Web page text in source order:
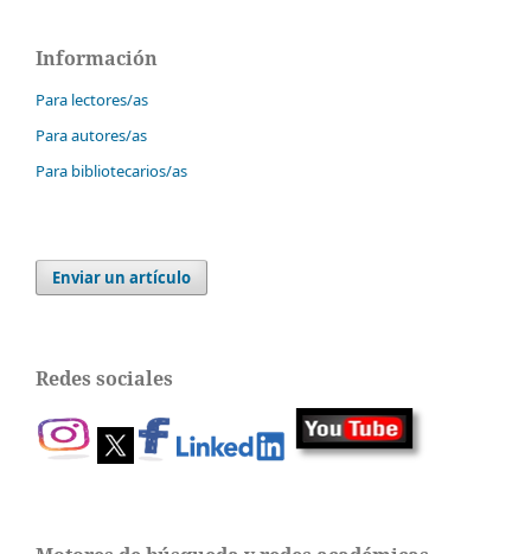
Información
Para lectores/as
Para autores/as
Para bibliotecarios/as
Enviar un artículo
Redes sociales